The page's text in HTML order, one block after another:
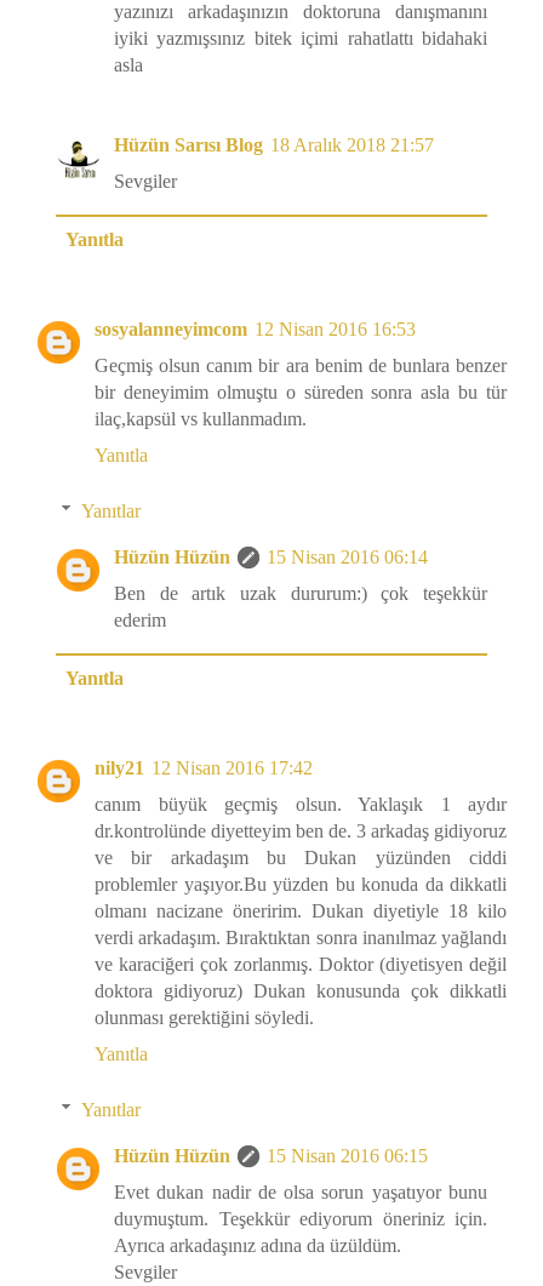
yazınızı arkadaşınızın doktoruna danışmanını
iyiki yazmışsınız bitek içimi rahatlattı bidahaki
asla
Hüzün Sarısı Blog 18 Aralık 2018 21:57
Sevgiler
Yanıtla
sosyalanneyimcom 12 Nisan 2016 16:53
Geçmiş olsun canım bir ara benim de bunlara benzer
bir deneyimim olmuştu o süreden sonra asla bu tür
ilaç,kapsül vs kullanmadım.
Yanıtla
Yanıtlar
Hüzün Hüzün
15 Nisan 2016 06:14
Ben de artık uzak dururum:) çok teşekkür
ederim
Yanıtla
nily21 12 Nisan 2016 17:42
canım büyük geçmiş olsun. Yaklaşık 1 aydır
dr.kontrolünde diyetteyim ben de. 3 arkadaş gidiyoruz
ve bir arkadaşım bu Dukan yüzünden ciddi
problemler yaşıyor.Bu yüzden bu konuda da dikkatli
olmanı nacizane öneririm. Dukan diyetiyle 18 kilo
verdi arkadaşım. Bıraktıktan sonra inanılmaz yağlandı
ve karaciğeri çok zorlanmış. Doktor (diyetisyen değil
doktora gidiyoruz) Dukan konusunda çok dikkatli
olunması gerektiğini söyledi.
Yanıtla
Yanıtlar
Hüzün Hüzün
15 Nisan 2016 06:15
Evet dukan nadir de olsa sorun yaşatıyor bunu
duymuştum. Teşekkür ediyorum öneriniz için.
Ayrıca arkadaşınız adına da üzüldüm.
Sevgiler